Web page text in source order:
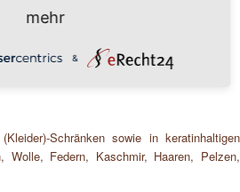
bekämpfen
Schränken sowie in keratinhaltigen
Wolle, Federn, Kaschmir, Haaren, Pelzen,
mehr
&